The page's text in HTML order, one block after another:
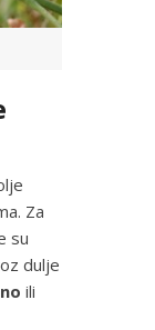
Za
su
dulje
ili